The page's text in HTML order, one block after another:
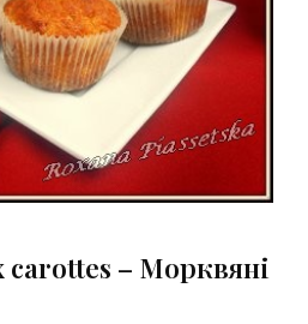
carottes – Морквяні